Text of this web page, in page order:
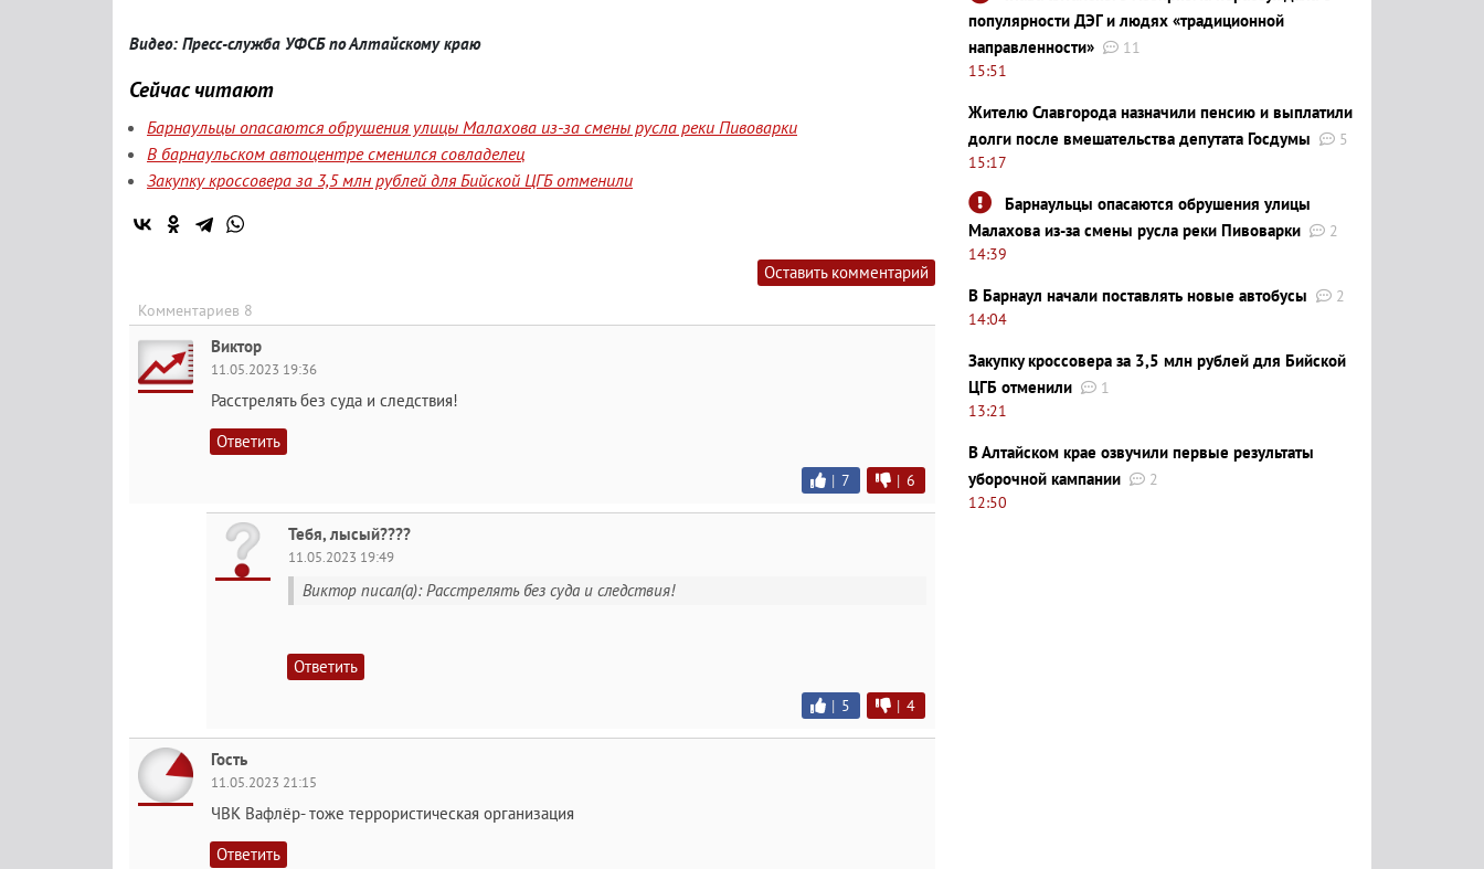
Видео: Пресс-служба УФСБ по Алтайскому краю
Сейчас читают
Барнаульцы опасаются обрушения улицы Малахова из-за смены русла реки Пивоварки
В барнаульском автоцентре сменился совладелец
Закупку кроссовера за 3,5 млн рублей для Бийской ЦГБ отменили
Оставить комментарий
Комментариев 8
Виктор
11.05.2023 19:36
Расстрелять без суда и следствия!
Ответить
| 7 | 6
Тебя, лысый????
11.05.2023 19:49
Виктор писал(а): Расстрелять без суда и следствия!
Ответить
| 5 | 4
Гость
11.05.2023 21:15
ЧВК Вафлёр- тоже террористическая организация
Ответить
популярности ДЭГ и людях «традиционной
направленности»
11
15:51
Жителю Славгорода назначили пенсию и выплатили
долги после вмешательства депутата Госдумы
5
15:17
Барнаульцы опасаются обрушения улицы
Малахова из-за смены русла реки Пивоварки
2
14:39
В Барнаул начали поставлять новые автобусы
2
14:04
Закупку кроссовера за 3,5 млн рублей для Бийской
ЦГБ отменили
1
13:21
В Алтайском крае озвучили первые результаты
уборочной кампании
2
12:50